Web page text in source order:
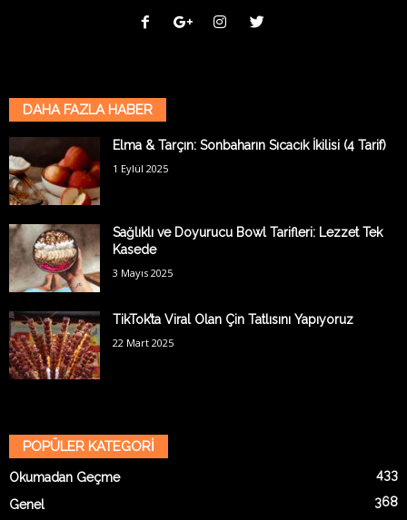
DAHA FAZLA HABER
Elma & Tarçın: Sonbaharın Sıcacık İkilisi (4 Tarif)
1 Eylül 2025
Sağlıklı ve Doyurucu Bowl Tarifleri: Lezzet Tek
Kasede
3 Mayıs 2025
TikTok’ta Viral Olan Çin Tatlısını Yapıyoruz
22 Mart 2025
POPÜLER KATEGORİ
Okumadan Geçme 433
Genel 368